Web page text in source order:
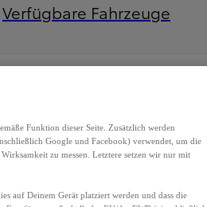
Verfügbare Fahrzeuge
Funktion dieser Seite. Zusätzlich werden
Google und Facebook) verwendet, um die
zu messen. Letztere setzen wir nur mit
auf Deinem Gerät platziert werden und dass die